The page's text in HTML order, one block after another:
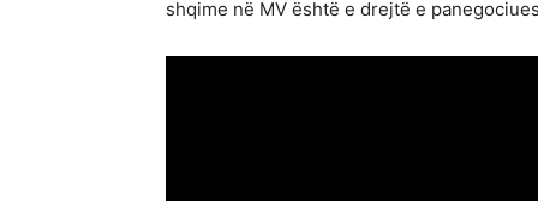
shqime në MV është e drejtë e